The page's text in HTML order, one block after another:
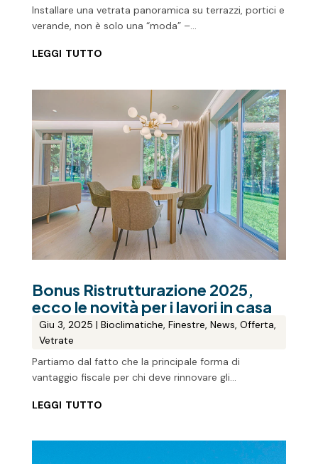
Installare una vetrata panoramica su terrazzi, portici e
verande, non è solo una “moda” –...
leggi tutto
Bonus Ristrutturazione 2025,
ecco le novità per i lavori in casa
Giu 3, 2025 | Bioclimatiche Finestre News Offerta
Vetrate
Partiamo dal fatto che la principale forma di
vantaggio fiscale per chi deve rinnovare gli...
leggi tutto